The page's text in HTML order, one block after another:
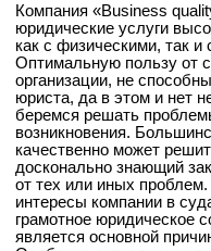
Компания «Business
юридические услуги
как с физическими, так
Оптимальную пользу от
организации, не
юриста, да в этом и нет
беремся решать
возникновения.
качественно может
досконально знающий
от тех или иных
интересы компании в
грамотное юридическое
является основной